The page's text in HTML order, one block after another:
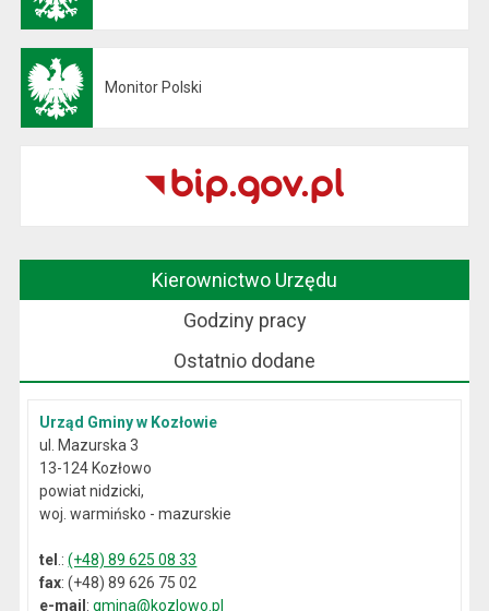
Monitor Polski
Kierownictwo Urzędu
Godziny pracy
Ostatnio dodane
Urząd Gminy w Kozłowie
ul. Mazurska 3
13-124 Kozłowo
powiat nidzicki,
woj. warmińsko - mazurskie
tel .:(+48) 89 625 08 33
fax: (+48) 89 626 75 02
e-mail:gmina@kozlowo.pl